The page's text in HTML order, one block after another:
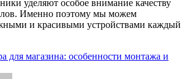
уделяют особое внимание качеству
Именно поэтому мы можем
и красивыми устройствами каждый
для магазина: особенности монтажа и